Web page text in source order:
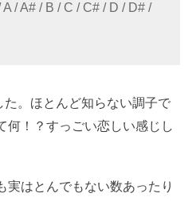
/ A# / B / C / C# / D / D# /
た。ほとんど知らない調子で
何！？すっごい恋しい感じし
実はとんでもない数あったり